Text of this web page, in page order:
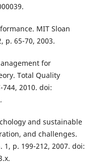
MIT Sloan
p. 65-70, 2003.
for
Total Quality
2010. doi:
and sustainable
and challenges.
1, p. 199-212, 2007. doi: